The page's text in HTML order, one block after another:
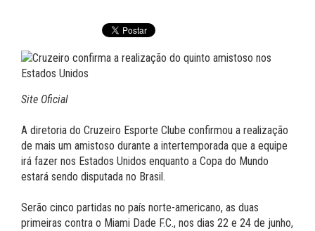
Site Oficial
A diretoria do Cruzeiro Esporte Clube confirmou a realização
de mais um amistoso durante a intertemporada que a equipe
irá fazer nos Estados Unidos enquanto a Copa do Mundo
estará sendo disputada no Brasil.
Serão cinco partidas no país norte-americano, as duas
primeiras contra o Miami Dade F.C., nos dias 22 e 24 de junho,